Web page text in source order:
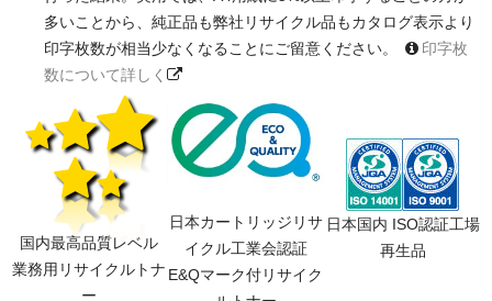
多いことから、純正品も弊社リサイクル品もカタログ表示より
印字枚数が相当少なくなることにご留意ください。
印字枚
数について詳しく
国内最高品質レベル
業務用リサイクルトナ
ー
日本カートリッジリサ
イクル工業会認証
E&Qマーク付リサイク
日本国内 ISO認証工場
再生品